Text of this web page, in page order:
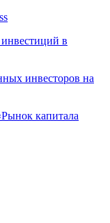
в
инвесторов на
капитала